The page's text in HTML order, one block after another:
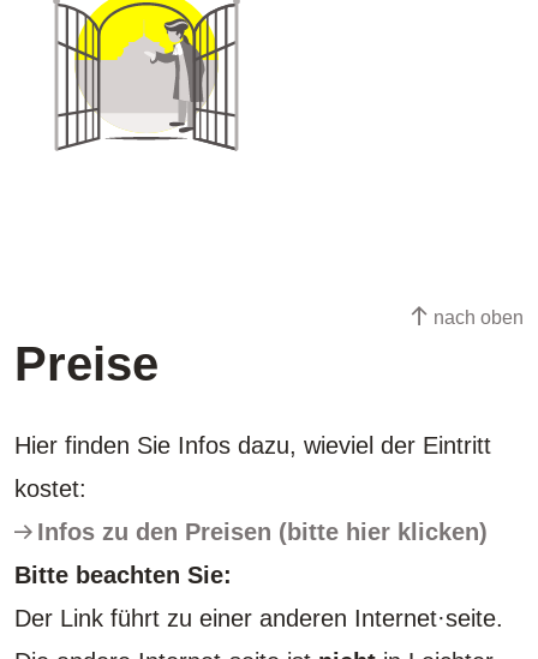
nach oben
Preise
Hier finden Sie Infos dazu, wieviel der Eintritt
kostet:
Infos zu den Preisen (bitte hier klicken)
Bitte beachten Sie:
Der Link führt zu einer anderen Internet·seite.